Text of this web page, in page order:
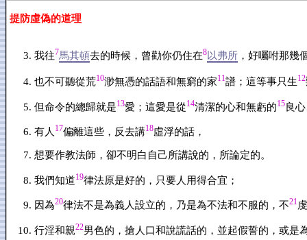
提防虛偽的道理
我往7馬其頓去的時候，曾勸你仍住在8 以弗所 ，好囑咐那幾
也不可聽從荒10渺無憑的話語和無窮的家11譜；這等事只生12
但命令的總歸就是13愛；這愛是從14清潔的心和無虧的15良
有人 17偏離這些，反去講18虛浮的話，
想要作教法師，卻不明白自己所講說的，所論定的。
我們知道19律法原是好的，只要人用得合宜；
因為20律法不是為義人設立的，乃是為不法和不服的，不21
行淫和親22男色的，搶人口和說謊話的，並起假誓的，或是